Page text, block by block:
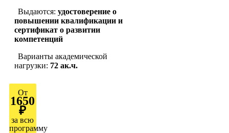
Выдаются: удостоверение о
повышении квалификации и
сертификат о развитии
компетенций
Варианты академической
нагрузки: 72 ак.ч.
От
1650
₽
за всю
программу